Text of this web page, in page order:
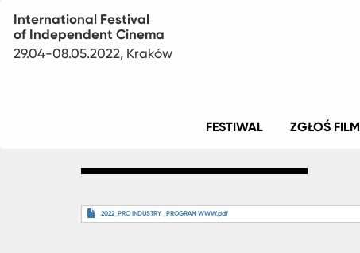
International Festival
of Independent Cinema
29.04-08.05.2022, Kraków
FESTIWAL ZGŁOŚ FILM
2022_PRO INDUSTRY _PROGRAM WWW.pdf